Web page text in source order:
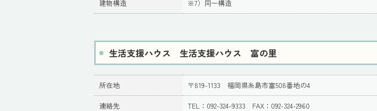
建物構造 ※7）同一構造
生活支援ハウス 生活支援ハウス 富の里
所在地 〒819-1133 福岡県糸島市富508番地の4
連絡先 TEL：092-324-9333 FAX：092-324-2960